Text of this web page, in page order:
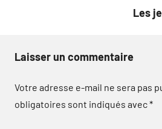
Les
Laisser un commentaire
Votre adresse e-mail ne sera pas
obligatoires sont indiqués avec*